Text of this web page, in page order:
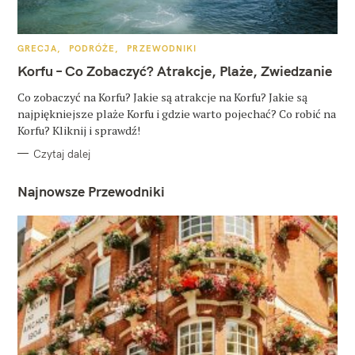
K
T
E
O
R
I
GRECJA PODRÓŻE PRZEWODNIKI
Korfu – Co Zobaczyć? Atrakcje, Plaże, Zwiedzanie
Co zobaczyć na Korfu? Jakie są atrakcje na Korfu? Jakie są
najpiękniejsze plaże Korfu i gdzie warto pojechać? Co robić na
Korfu? Kliknij i sprawdź!
Czytaj dalej
Najnowsze Przewodniki